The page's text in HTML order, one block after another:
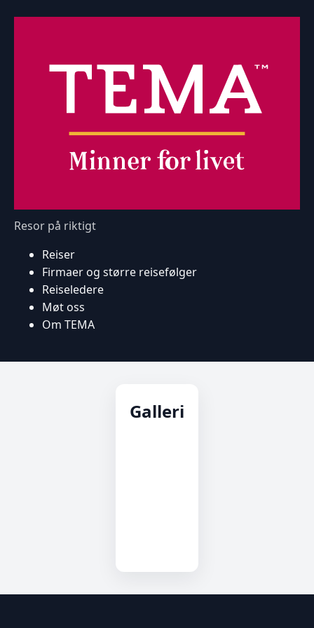
Resor på riktigt
Reiser
Firmaer og større reisefølger
Reiseledere
Møt oss
Om TEMA
Galleri